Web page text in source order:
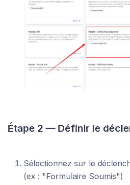
Étape 2 — Définir le
Sélectionnez sur le
(ex : "Formulaire Soumis")